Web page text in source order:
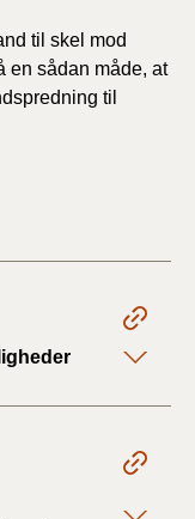
til skel mod
en sådan måde, at
til